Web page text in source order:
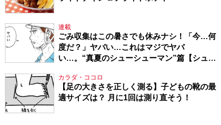
連載
ごみ収集はこの暑さでも休みナシ！「今…何
度だ？」ヤバい…これはマジでヤバ
い…。“真夏のシューシューマン”篇【シュー
カラダ・ココロ
【足の大きさを正しく測る】子どもの靴の最
適サイズは？ 月に1回は測り直そう！